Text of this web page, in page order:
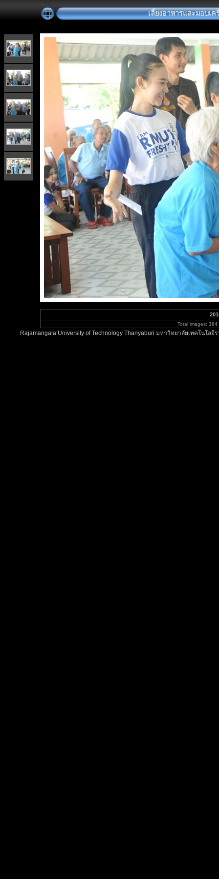
เลี้ยงอาหารและมอบเ
Total images: 304
Rajamangala University of Technology Thanyaburi มหาวิทยาลัยเทคโนโ